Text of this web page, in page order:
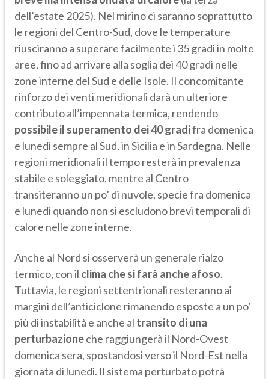
dell’estate 2025). Nel mirino ci saranno soprattutto
le regioni del Centro-Sud, dove le temperature
riusciranno a superare facilmente i 35 gradi in molte
aree, fino ad arrivare alla soglia dei 40 gradi nelle
zone interne del Sud e delle Isole. Il concomitante
rinforzo dei venti meridionali darà un ulteriore
contributo all’impennata termica, rendendo
possibile il superamento dei 40 gradifra domenica
e lunedì sempre al Sud, in Sicilia e in Sardegna. Nelle
regioni meridionali il tempo resterà in prevalenza
stabile e soleggiato, mentre al Centro
transiteranno un po’ di nuvole, specie fra domenica
e lunedì quando non si escludono brevi temporali di
calore nelle zone interne.
Anche al Nord si osserverà un generale rialzo
termico, con il clima che si farà anche afoso.
Tuttavia, le regioni settentrionali resteranno ai
margini dell’anticiclone rimanendo esposte a un po’
più di instabilità e anche al transito di una
perturbazioneche raggiungerà il Nord-Ovest
domenica sera, spostandosi verso il Nord-Est nella
giornata di lunedì. Il sistema perturbato potrà